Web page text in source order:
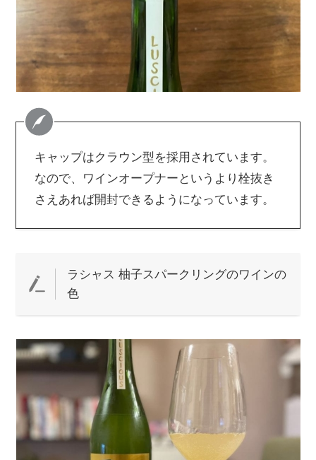
キャップはクラウン型を採用されています。
なので、ワインオープナーというより栓抜き
さえあれば開封できるようになっています。
ラシャス 柚子スパークリングのワインの
色